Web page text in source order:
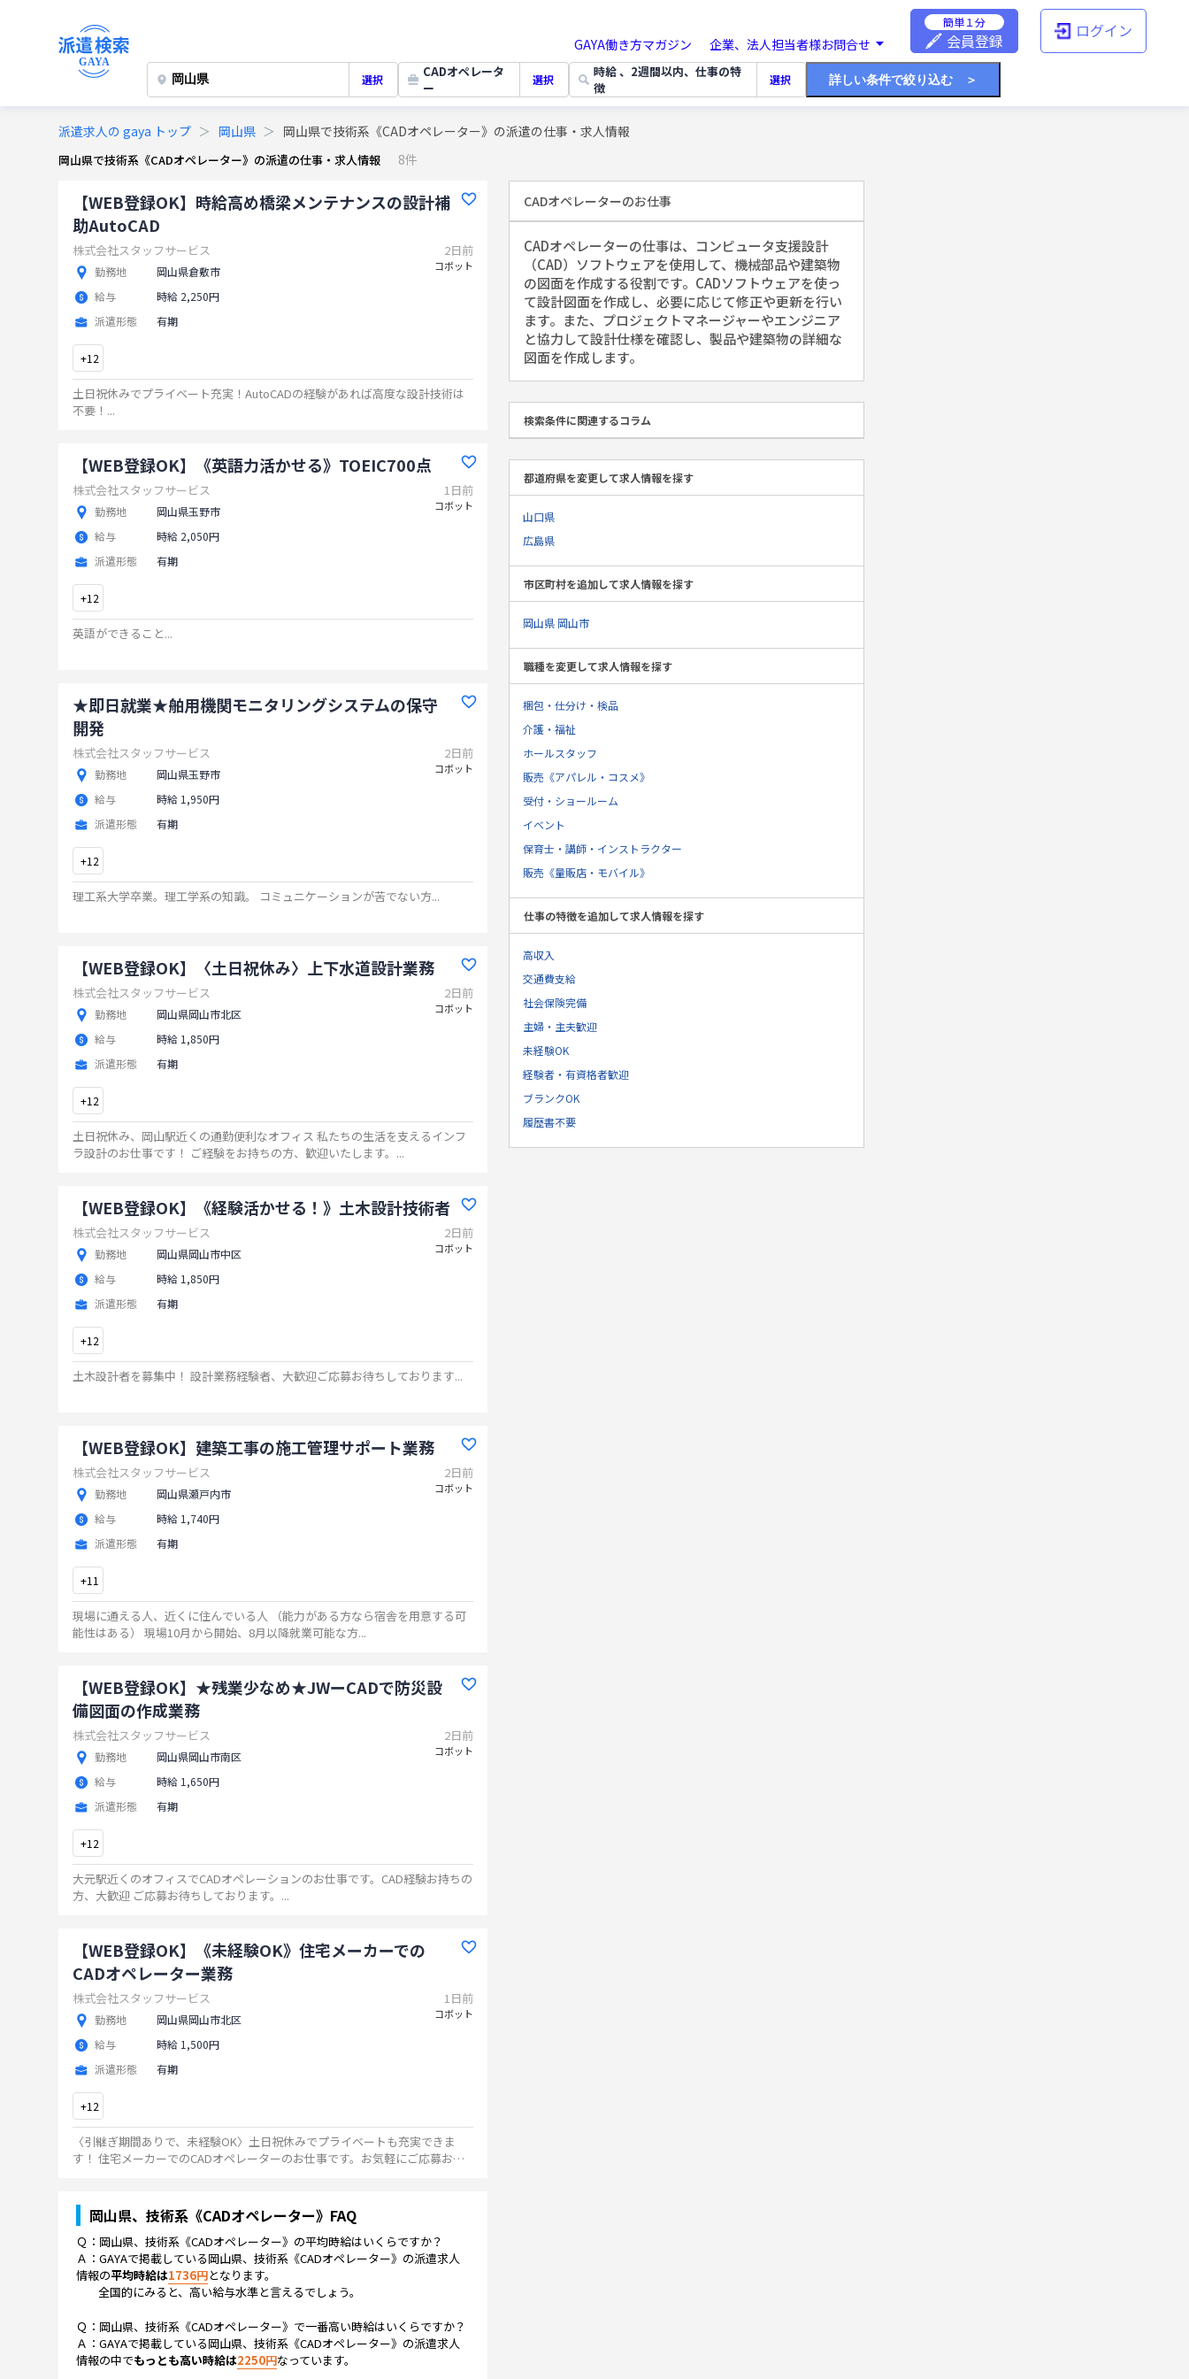
GAYA働き方マガジン 企業、法人担当者様お問合せ
簡単１分
会員登録 ログイン
選択
CADオペレータ
ー
選択
時給 、2週間以内、仕事の特
徴
選択 詳しい条件で絞り込む ＞
派遣求人の gaya トップ 岡山県 岡山県で技術系《CADオペレーター》の派遣の仕事・求人情報
岡山県で技術系《CADオペレーター》の派遣の仕事・求人情報 8件
【WEB登録OK】時給高め橋梁メンテナンスの設計補
助AutoCAD
株式会社スタッフサービス
勤務地
岡山県倉敷市
給与
時給 2,250円
派遣形態
有期
2日前
コボット
+12
土日祝休みでプライベート充実！AutoCADの経験があれば高度な設計技術は
不要！ ...
【WEB登録OK】《英語力活かせる》TOEIC700点
株式会社スタッフサービス
勤務地
岡山県玉野市
給与
時給 2,050円
派遣形態
有期
1日前
コボット
+12
英語ができること...
★即日就業★舶用機関モニタリングシステムの保守
開発
株式会社スタッフサービス
勤務地
岡山県玉野市
給与
時給 1,950円
派遣形態
有期
2日前
コボット
+12
理工系大学卒業。理工学系の知識。 コミュニケーションが苦でない方...
【WEB登録OK】〈土日祝休み〉上下水道設計業務
株式会社スタッフサービス
勤務地
岡山県岡山市北区
給与
時給 1,850円
派遣形態
有期
2日前
コボット
+12
土日祝休み、岡山駅近くの通勤便利なオフィス 私たちの生活を支えるインフ
ラ設計のお仕事です！ ご経験をお持ちの方、歓迎いたします。 ...
【WEB登録OK】《経験活かせる！》土木設計技術者
株式会社スタッフサービス
勤務地
岡山県岡山市中区
給与
時給 1,850円
派遣形態
有期
2日前
コボット
+12
土木設計者を募集中！ 設計業務経験者、大歓迎ご応募お待ちしております...
【WEB登録OK】建築工事の施工管理サポート業務
株式会社スタッフサービス
勤務地
岡山県瀬戸内市
給与
時給 1,740円
派遣形態
有期
2日前
コボット
+11
現場に通える人、近くに住んでいる人 （能力がある方なら宿舎を用意する可
能性はある） 現場10月から開始、8月以降就業可能な方...
【WEB登録OK】★残業少なめ★JWーCADで防災設
備図面の作成業務
株式会社スタッフサービス
勤務地
岡山県岡山市南区
給与
時給 1,650円
派遣形態
有期
2日前
コボット
+12
大元駅近くのオフィスでCADオペレーションのお仕事です。CAD経験お持ちの
方、大歓迎 ご応募お待ちしております。 ...
【WEB登録OK】《未経験OK》住宅メーカーでの
CADオペレーター業務
株式会社スタッフサービス
勤務地
岡山県岡山市北区
給与
時給 1,500円
派遣形態
有期
1日前
コボット
+12
〈引継ぎ期間ありで、未経験OK〉土日祝休みでプライベートも充実できま
す！ 住宅メーカーでのCADオペレーターのお仕事です。お気軽にご応募お待
岡山県、技術系《CADオペレーター》 FAQ
Ｑ： 岡山県、技術系《CADオペレーター》 の平均時給はいくらですか？
Ａ：GAYAで掲載している岡山県、技術系《CADオペレーター》 の派遣求人
情報の平均時給は1736円となります。
全国的にみると、高い給与水準と言えるでしょう。
Ｑ： 岡山県、技術系《CADオペレーター》 で一番高い時給はいくらですか？
Ａ：GAYAで掲載している岡山県、技術系《CADオペレーター》 の派遣求人
情報の中でもっとも高い時給は2250円なっています。
CADオペレーターのお仕事
CADオペレーターの仕事は、コンピュータ支援設計
（CAD）ソフトウェアを使用して、機械部品や建築物
の図面を作成する役割です。CADソフトウェアを使っ
て設計図面を作成し、必要に応じて修正や更新を行い
ます。また、プロジェクトマネージャーやエンジニア
と協力して設計仕様を確認し、製品や建築物の詳細な
図面を作成します。
検索条件に関連するコラム
都道府県を変更して求人情報を探す
山口県
広島県
市区町村を追加して求人情報を探す
岡山県 岡山市
職種を変更して求人情報を探す
梱包・仕分け・検品
介護・福祉
ホールスタッフ
販売《アパレル・コスメ》
受付・ショールーム
イベント
保育士・講師・インストラクター
販売《量販店・モバイル》
仕事の特徴を追加して求人情報を探す
高収入
交通費支給
社会保険完備
主婦・主夫歓迎
未経験OK
経験者・有資格者歓迎
ブランクOK
履歴書不要